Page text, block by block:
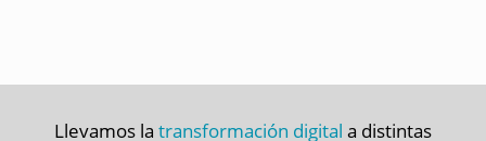
Llevamos la transformación digital a distintas